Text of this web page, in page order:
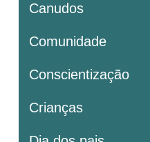
Canudos
Comunidade
Conscientização
Crianças